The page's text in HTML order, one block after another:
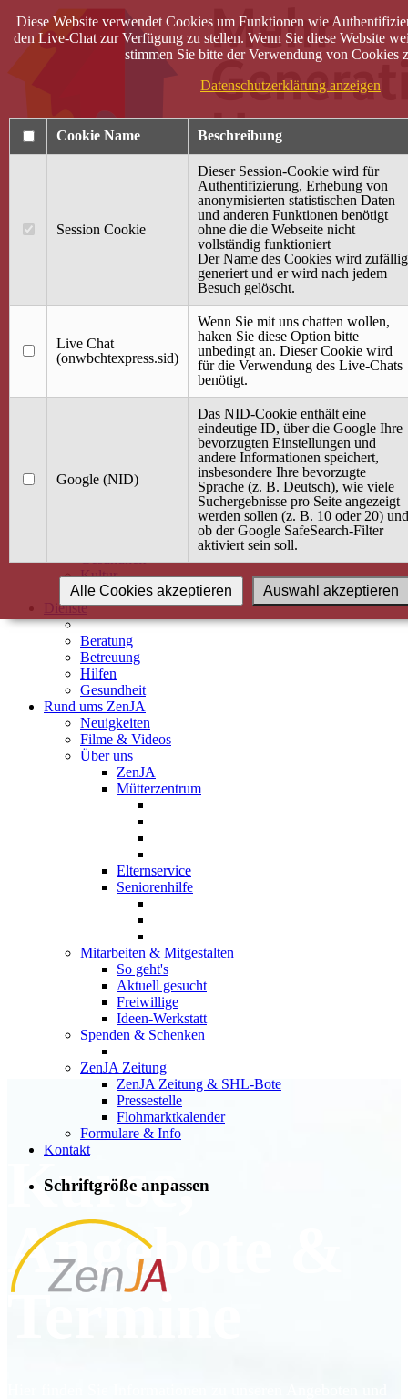
40 Jahre Mütterzentrum
Terminkalender
Gemeinsam aktiv
Gemeinsam unterwegs
wirFAIRändern
Angebot / Kurs suchen
Babybauch & Elternschaft
Gesundheit
Kultur
Alle Kurse
Dienste
Beratung
Betreuung
Hilfen
Gesundheit
Rund ums ZenJA
Neuigkeiten
Filme & Videos
Über uns
ZenJA
Mütterzentrum
Elternservice
Seniorenhilfe
Mitarbeiten & Mitgestalten
So geht's
Aktuell gesucht
Freiwillige
Ideen-Werkstatt
Spenden & Schenken
ZenJA Zeitung
ZenJA Zeitung & SHL-Bote
Pressestelle
Flohmarktkalender
Formulare & Info
Kontakt
Schriftgröße anpassen
Kurse,
Angebote &
Termine
Diese Website verwendet Cookies um Funktionen wie
den Live-Chat zur Verfügung zu stellen. Wenn Sie diese Website
stimmen Sie bitte der Verwendung von Cookies
Datenschutzerklärung anzeigen
Cookie Name Beschreibung
Session Cookie
Dieser Session-Cookie wird für
Authentifizierung, Erhebung von
anonymisierten statistischen Daten
und anderen Funktionen benötigt
ohne die die Webseite nicht
vollständig funktioniert
Der Name des Cookies wird zufällig
generiert und er wird nach jedem
Besuch gelöscht.
Live Chat
(onwbchtexpress.sid)
Wenn Sie mit uns chatten wollen,
haken Sie diese Option bitte
unbedingt an. Dieser Cookie wird
für die Verwendung des Live-Chats
benötigt.
Google (NID)
Das NID-Cookie enthält eine
eindeutige ID, über die Google Ihre
bevorzugten Einstellungen und
andere Informationen speichert,
insbesondere Ihre bevorzugte
Sprache (z. B. Deutsch), wie viele
Suchergebnisse pro Seite angezeigt
werden sollen (z. B. 10 oder 20) und
ob der Google SafeSearch-Filter
aktiviert sein soll.
Auswahl akzeptieren
Alle Cookies akzeptieren